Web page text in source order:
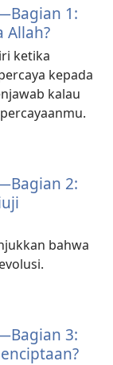
1:
Allah?
ketika
kepada
kalau
2:
bahwa
3: